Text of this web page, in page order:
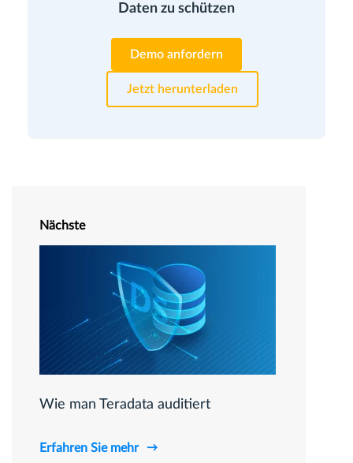
Daten zu schützen
Demo anfordern
Jetzt herunterladen
Nächste
Wie man Teradata auditiert
Erfahren Sie mehr